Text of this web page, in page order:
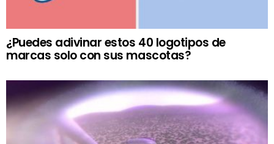
¿Puedes adivinar estos 40 logotipos de
marcas solo con sus mascotas?